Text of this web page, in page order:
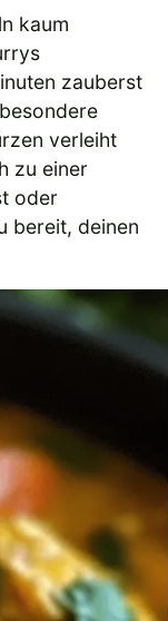
kaum
zauberst
verleiht
zu einer
oder
bereit, deinen